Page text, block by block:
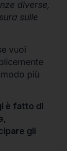
diverse,
sulle
vuoi
più
è fatto di
gli